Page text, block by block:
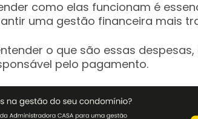
como elas funcionam é
uma gestão financeira mais
o que são essas
pelo pagamento.